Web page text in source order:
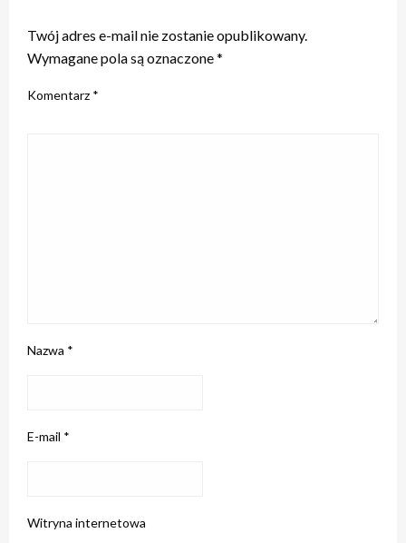
Twój adres e-mail nie zostanie opublikowany.
Wymagane pola są oznaczone*
Komentarz *
Nazwa *
E-mail *
Witryna internetowa